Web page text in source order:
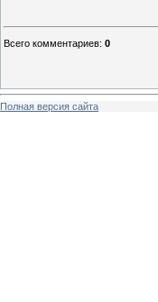
Всего комментариев: 0
Полная версия сайта